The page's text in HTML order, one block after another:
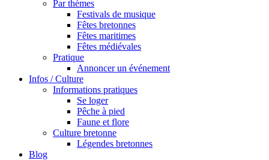
Par thèmes
Festivals de musique
Fêtes bretonnes
Fêtes maritimes
Fêtes médiévales
Pratique
Annoncer un événement
Infos / Culture
Informations pratiques
Se loger
Pêche à pied
Faune et flore
Culture bretonne
Légendes bretonnes
Blog